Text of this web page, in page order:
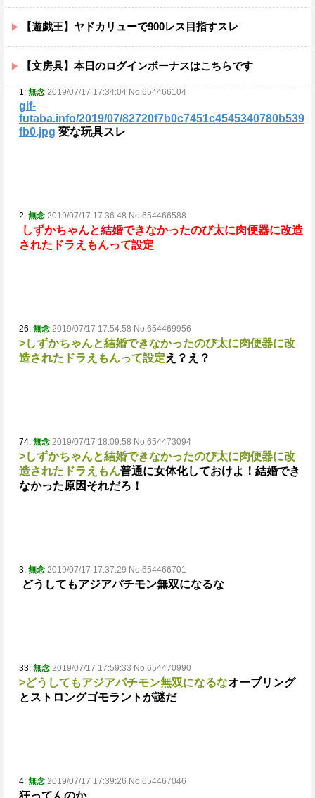
【遊戯王】ヤドカリューで900レス目指すスレ
【文房具】本日のログインボーナスはこちらです
1: 無念 2019/07/17 17:34:04 No.654466104
gif-
futaba.info/2019/07/82720f7b0c7451c4545340780b539
fb0.jpg 変な玩具スレ
2: 無念 2019/07/17 17:36:48 No.654466588
しずかちゃんと結婚できなかったのび太に肉便器に改造
されたドラえもんって設定
26: 無念 2019/07/17 17:54:58 No.654469956
>しずかちゃんと結婚できなかったのび太に肉便器に改
造されたドラえもんって設定え？ え？
74: 無念 2019/07/17 18:09:58 No.654473094
>しずかちゃんと結婚できなかったのび太に肉便器に改
造されたドラえもん普通に女体化しておけよ！ 結婚でき
なかった原因それだろ！
3: 無念 2019/07/17 17:37:29 No.654466701
どうしてもアジアパチモン無双になるな
33: 無念 2019/07/17 17:59:33 No.654470990
>どうしてもアジアパチモン無双になるなオーブリング
とストロングゴモラントが謎だ
4: 無念 2019/07/17 17:39:26 No.654467046
狂ってんのか